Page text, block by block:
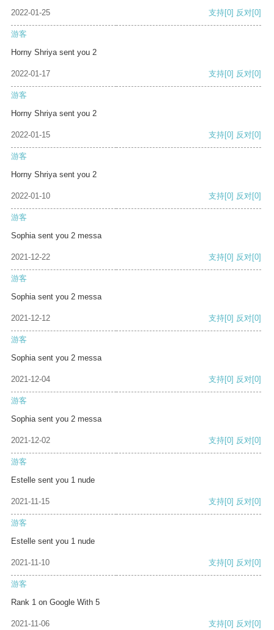
2022-01-25 支持[0] 反对[0]
游客
Horny Shriya sent you 2
2022-01-17 支持[0] 反对[0]
游客
Horny Shriya sent you 2
2022-01-15 支持[0] 反对[0]
游客
Horny Shriya sent you 2
2022-01-10 支持[0] 反对[0]
游客
Sophia sent you 2 messa
2021-12-22 支持[0] 反对[0]
游客
Sophia sent you 2 messa
2021-12-12 支持[0] 反对[0]
游客
Sophia sent you 2 messa
2021-12-04 支持[0] 反对[0]
游客
Sophia sent you 2 messa
2021-12-02 支持[0] 反对[0]
游客
Estelle sent you 1 nude
2021-11-15 支持[0] 反对[0]
游客
Estelle sent you 1 nude
2021-11-10 支持[0] 反对[0]
游客
Rank 1 on Google With 5
2021-11-06 支持[0] 反对[0]